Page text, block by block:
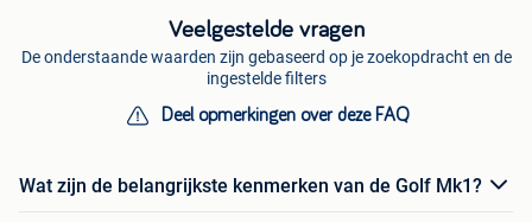
Veelgestelde vragen
De onderstaande waarden zijn gebaseerd op je zoekopdracht en de
ingestelde filters
Deel opmerkingen over deze FAQ
Wat zijn de belangrijkste kenmerken van de Golf Mk1?